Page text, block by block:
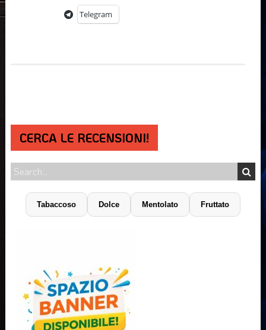
Telegram
CERCA LE RECENSIONI!
Tabaccoso Dolce Mentolato Fruttato